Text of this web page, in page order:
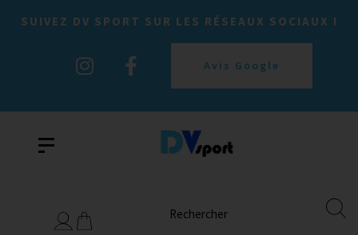
SUIVEZ DV SPORT SUR LES RÉSEAUX SOCIAUX !
Avis Google
Rechercher